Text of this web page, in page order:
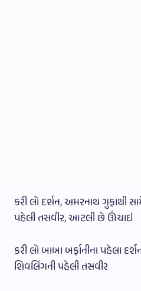
કરી લો દર્શન, અમરનાથ ગુફાથી
પહેલી તસવીર, આટલી છે ઊંચાઇ
કરી લો બાબા બર્ફાનીના પહેલા
શિવલિંગની પહેલી તસવીર